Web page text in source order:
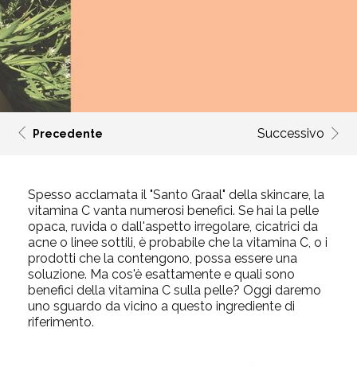
Precedente Successivo
Spesso acclamata il "Santo Graal" della skincare, la
vitamina C vanta numerosi benefici. Se hai la pelle
opaca, ruvida o dall'aspetto irregolare, cicatrici da
acne o linee sottili, è probabile che la vitamina C, o i
prodotti che la contengono, possa essere una
soluzione. Ma cos'è esattamente e quali sono
benefici della vitamina C sulla pelle? Oggi daremo
uno sguardo da vicino a questo ingrediente di
riferimento.